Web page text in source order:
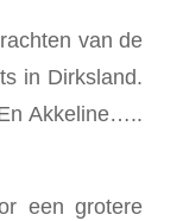
van de
in Dirksland.
Akkeline…..
een grotere